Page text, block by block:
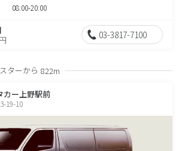
08:00-20:00
03-3817-7100
ターから 822m
カー上野駅前
19-10